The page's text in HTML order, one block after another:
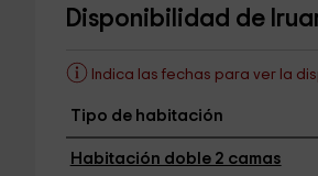
Disponibilidad de
Indica las fechas para ver la
Tipo de habitación
Habitación doble 2 camas